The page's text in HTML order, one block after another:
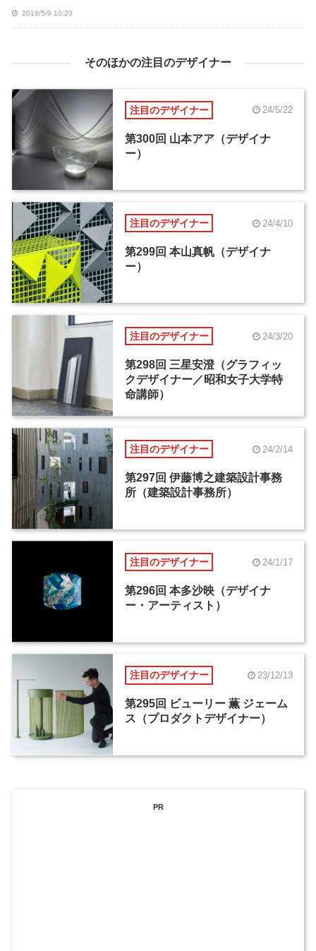
2018/5/9 10:20
そのほかの注目のデザイナー
注目のデザイナー 24/5/22
第300回 山本アア（デザイナ
ー）
注目のデザイナー 24/4/10
第299回 本山真帆（デザイナ
ー）
注目のデザイナー 24/3/20
第298回 三星安澄（グラフィッ
クデザイナー／昭和女子大学特
命講師）
注目のデザイナー 24/2/14
第297回 伊藤博之建築設計事務
所（建築設計事務所）
注目のデザイナー 24/1/17
第296回 本多沙映（デザイナ
ー・アーティスト）
注目のデザイナー 23/12/13
第295回 ビューリー 薫 ジェーム
ス（プロダクトデザイナー）
PR